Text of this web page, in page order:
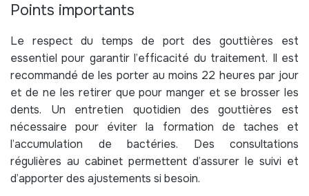
Points importants
Le respect du temps de port des gouttières est
essentiel pour garantir l’efficacité du traitement. Il est
recommandé de les porter au moins 22 heures par jour
et de ne les retirer que pour manger et se brosser les
dents. Un entretien quotidien des gouttières est
nécessaire pour éviter la formation de taches et
l’accumulation de bactéries. Des consultations
régulières au cabinet permettent d’assurer le suivi et
d’apporter des ajustements si besoin.